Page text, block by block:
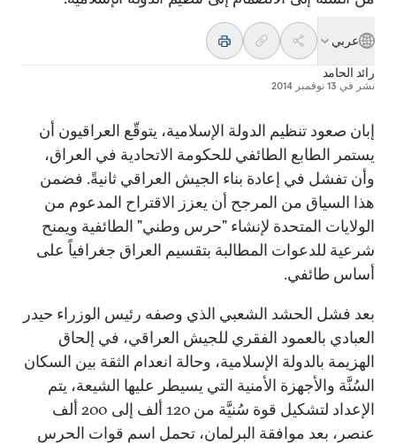
عربي
رائد الحامد
نشر في 13 نوفمبر 2014
إبان صعود تنظيم الدولة الإسلامية، يتوقّع العراقيون أن
يستمر الطابع الطائفي للحكومة الاتحادية في العراق،
وأن تفشل في إعادة بناء الجيش العراقي ثانيةً. فضمن
هذا السياق من المرجح أن يعزز الاقتراح المدعوم من
الولايات المتحدة لإنشاء "حرس وطني" الطائفية ويمنح
شرعية للدعوات المطالبة بتقسيم العراق جغرافياً على
أساس طائفي.
بعد فشل الحشد الشعبي الذي وصفه رئيس الوزراء حيدر
العبادي بالعمود الفقري للجيش العراقي، في إلحاق
الهزيمة بالدولة الإسلامية، وحالة انعدام الثقة بين السكان
السُنَّة والأجهزة الأمنية التي يسيطر عليها الشيعة، يتم
الإعداد لتشكيل قوة سُنيَّة من 120 ألف إلى 200 ألف
عنصر، بعد موافقة البرلمان، تحمل اسم قوات الحرس